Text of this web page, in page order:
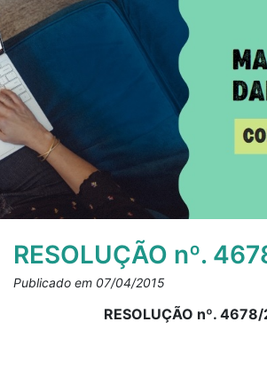
RESOLUÇÃO nº.
Publicado em 07/04/2015
RESOLUÇÃO nº.